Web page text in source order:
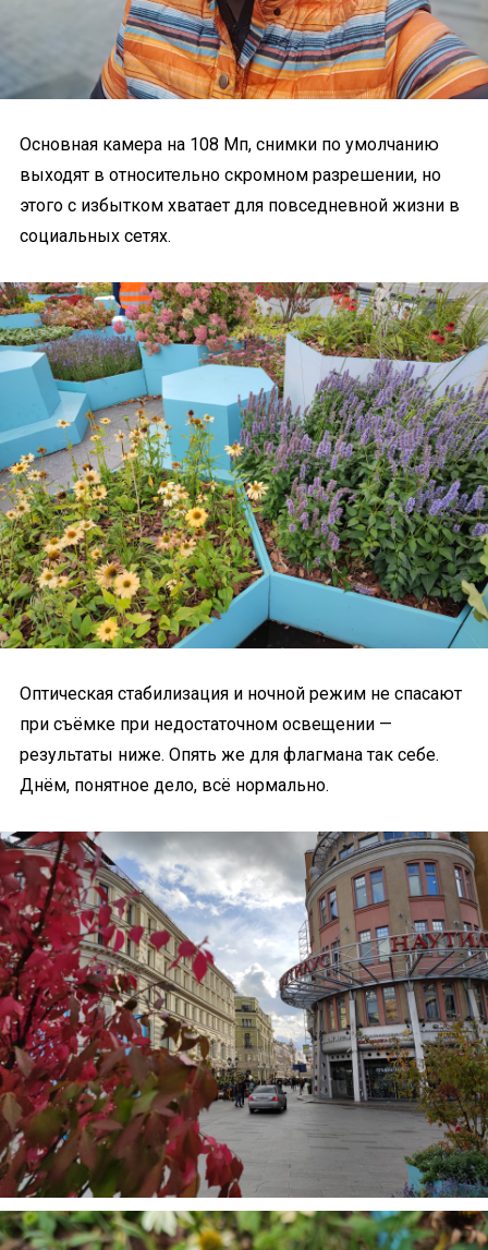
Основная камера на 108 Мп, снимки по умолчанию
выходят в относительно скромном разрешении, но
этого с избытком хватает для повседневной жизни в
социальных сетях.
Оптическая стабилизация и ночной режим не спасают
при съёмке при недостаточном освещении —
результаты ниже. Опять же для флагмана так себе.
Днём, понятное дело, всё нормально.